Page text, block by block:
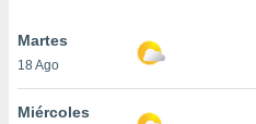
similares
como
Martes
18 Ago
Miércoles